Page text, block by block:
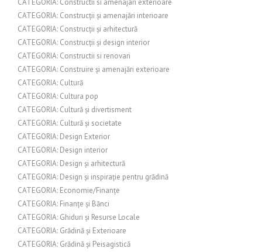
CATEGORIA: Constructii si amenajari exterioare
CATEGORIA: Construcții și amenajări interioare
CATEGORIA: Construcții și arhitectură
CATEGORIA: Construcții și design interior
CATEGORIA: Constructii si renovari
CATEGORIA: Construire și amenajări exterioare
CATEGORIA: Cultură
CATEGORIA: Cultura pop
CATEGORIA: Cultură și divertisment
CATEGORIA: Cultură și societate
CATEGORIA: Design Exterior
CATEGORIA: Design interior
CATEGORIA: Design și arhitectură
CATEGORIA: Design și inspirație pentru grădină
CATEGORIA: Economie/Finanțe
CATEGORIA: Finanțe și Bănci
CATEGORIA: Ghiduri și Resurse Locale
CATEGORIA: Grădină și Exterioare
CATEGORIA: Grădină și Peisagistică